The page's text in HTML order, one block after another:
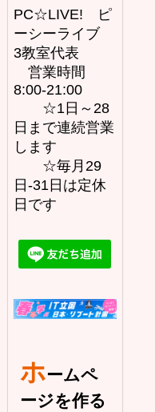
PC☆LIVE! ピ
ーシーライブ
3教室代表
営業時間
8:00-21:00
☆1日～28
日まで連続営業
します
☆毎月29
日-31日は定休
日です
ホームペ
ージを作る